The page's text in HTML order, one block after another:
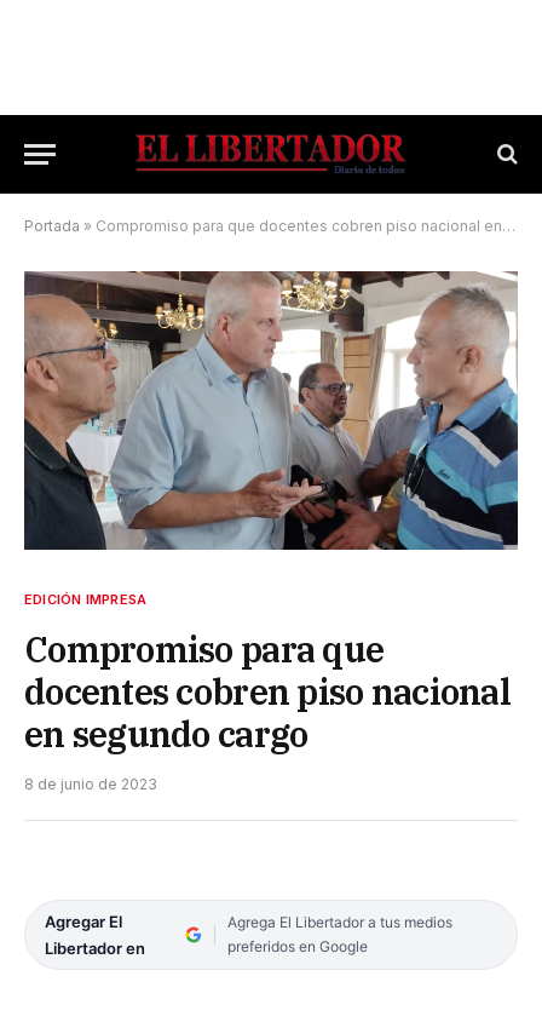
Portada » Compromiso para que docentes cobren piso nacional en segundo cargo
EDICIÓN IMPRESA
Compromiso para que
docentes cobren piso nacional
en segundo cargo
8 de junio de 2023
Agregar El
Libertador en
Agrega El Libertador a tus medios
preferidos en Google